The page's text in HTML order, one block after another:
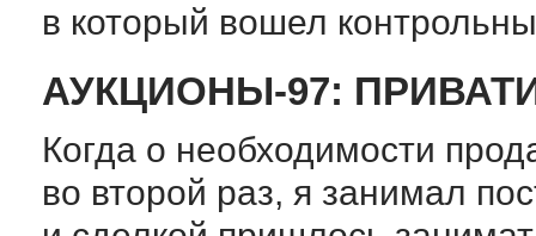
в который вошел
АУКЦИОНЫ-97:
Когда о необходимости
во второй раз, я занимал